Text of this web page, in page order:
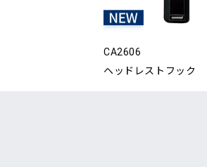
CA2606
ヘッドレストフック